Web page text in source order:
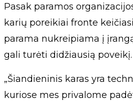
Pasak paramos
karių poreikiai fronte
parama nukreipiama į
gali turėti didžiausią poveikį.
„Šiandieninis karas yra
kuriose mes privalome